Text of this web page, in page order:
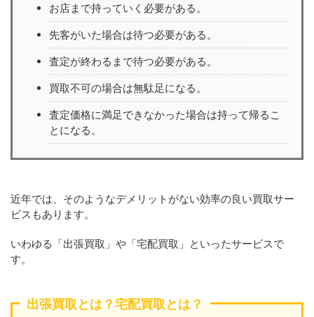
お店まで持っていく必要がある。
先客がいた場合は待つ必要がある。
査定が終わるまで待つ必要がある。
買取不可の場合は無駄足になる。
査定価格に満足できなかった場合は持って帰るこ
とになる。
近年では、そのようなデメリットがない効率の良い買取サー
ビスもあります。
いわゆる「出張買取」や「宅配買取」といったサービスで
す。
出張買取とは？宅配買取とは？